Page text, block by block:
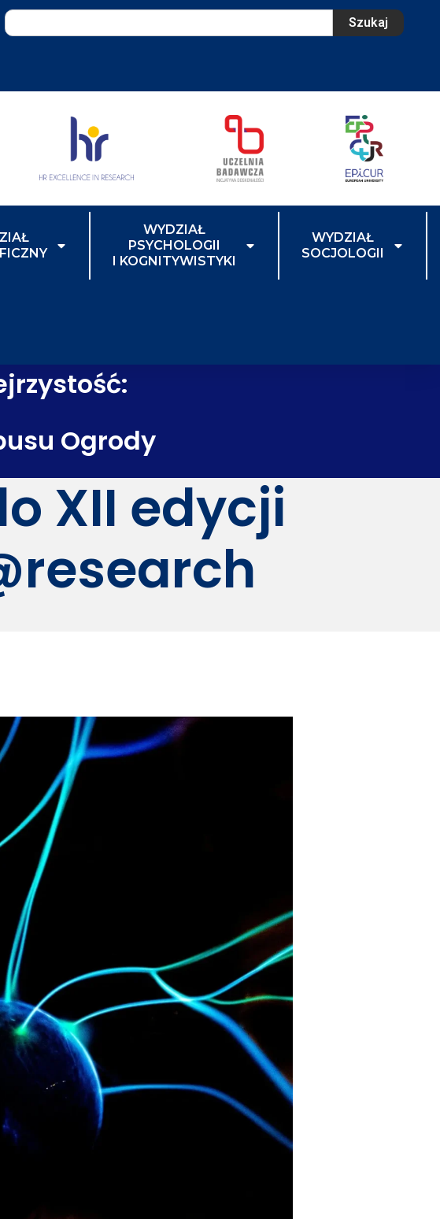
Szukaj
WYDZIAŁ
PSYCHOLOGII
I KOGNITYWISTYKI
WYDZIAŁ
SOCJOLOGII
Ogrody
XII edycji